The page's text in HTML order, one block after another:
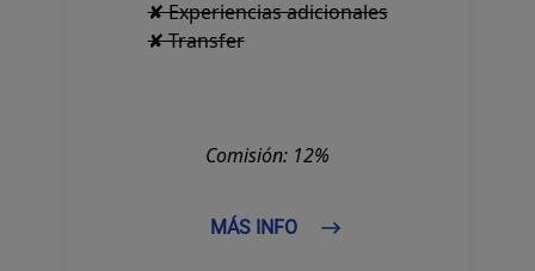
✘ Experiencias adicionales
✘ Transfer
Comisión: 12%
MÁS INFO